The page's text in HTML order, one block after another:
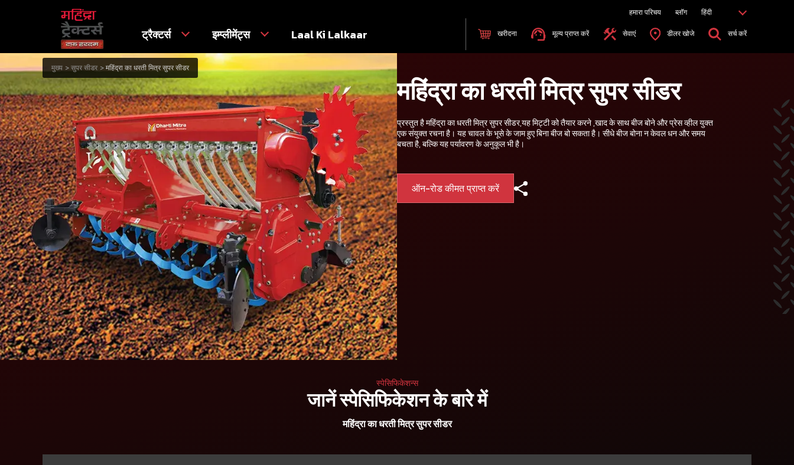
हमारा परिचय ब्लॉग हिंदी
ट्रैक्टर्स इम्प्लीमेंट्स Laal Ki Lalkaar खरीदना मूल्य प्राप्त करें सेवाएं डीलर खोजे सर्च करें
मुख्य सुपर सीडर महिंद्रा का धरती मित्र सुपर सीडर
महिंद्रा का धरती मित्र सुपर सीडर
प्रस्तुत है महिंद्रा का धरती मित्र सुपर सीडर,यह मिट्टी को तैयार करने ,खाद के साथ बीज बोने और प्रेस व्हील युक्त
एक संयुक्त रचना है। यह चावल के भूसे के जाम हुए बिना बीज बो सकता है। सीधे बीज बोना न केवल धन और समय
बचता है, बल्कि यह पर्यावरण के अनुकूल भी है।
ऑन-रोड कीमत प्राप्त करें
स्पेसिफिकेशन्स
जानें स्पेसिफिकेशन के बारे में
महिंद्रा का धरती मित्र सुपर सीडर